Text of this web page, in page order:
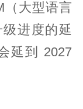
（大型语言
进度的延
延到 2027